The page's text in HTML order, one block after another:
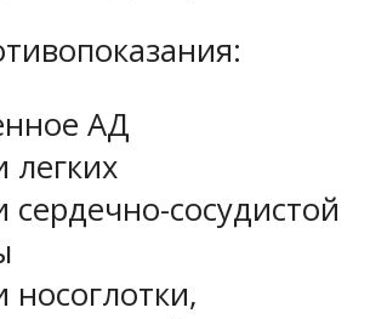
АД
легких
сердечно-сосудистой
носоглотки,